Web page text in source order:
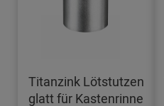
Titanzink Lötstutzen
glatt für Kastenrinne